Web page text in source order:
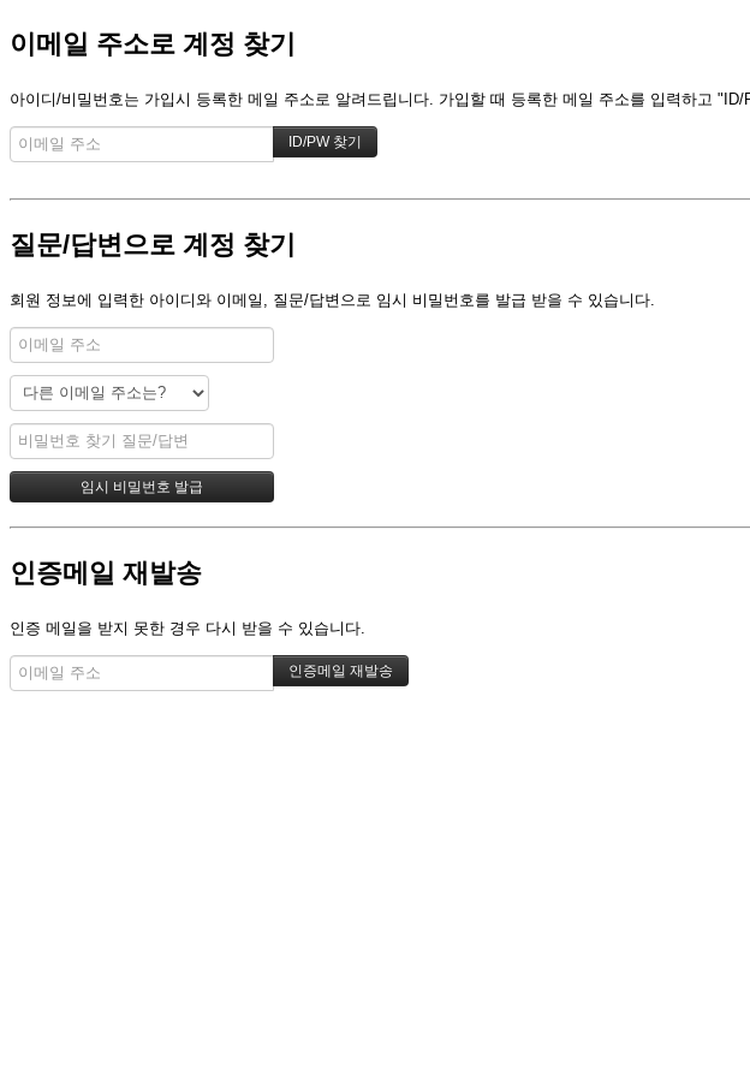
이메일 주소로 계정 찾기
아이디/비밀번호는 가입시 등록한 메일 주소로 알려드립니다. 가입할 때 등록한 메일 주소를 입력하고
질문/답변으로 계정 찾기
회원 정보에 입력한 아이디와 이메일, 질문/답변으로 임시 비밀번호를 발급 받을 수 있습니다.
인증메일 재발송
인증 메일을 받지 못한 경우 다시 받을 수 있습니다.